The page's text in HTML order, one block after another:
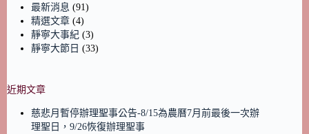
最新消息 (91)
精選文章 (4)
靜寧大事紀 (3)
靜寧大節日 (33)
近期文章
慈悲月暫停辦理聖事公告-8/15為農曆7月前最後一次辦
理聖日，9/26恢復辦理聖事